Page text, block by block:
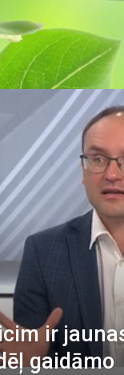
ir
gaidāmo